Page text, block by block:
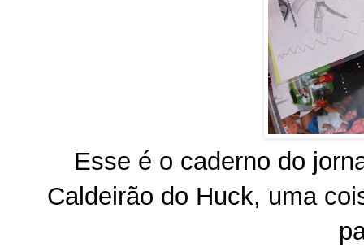
Esse é o caderno do
Caldeirão do Huck, uma